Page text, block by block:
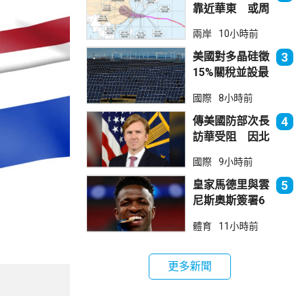
靠近華東 或周
兩岸 10小時前
美國對多晶硅徵
15%關稅並設最
克：中國無法再
傾銷
3
國際 8小時前
傳美國防部次長
訪華受阻 因北
售
4
國際 9小時前
皇家馬德里與雲
尼斯奧斯簽署6
5
體育 11小時前
更多新聞